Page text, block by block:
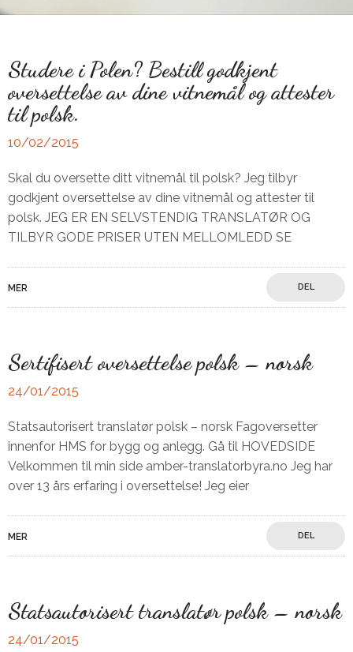
Studere i Polen? Bestill godkjent
oversettelse av dine vitnemål og attester
til polsk.
10/02/2015
Skal du oversette ditt vitnemål til polsk? Jeg tilbyr
godkjent oversettelse av dine vitnemål og attester til
polsk. JEG ER EN SELVSTENDIG TRANSLATØR OG
TILBYR GODE PRISER UTEN MELLOMLEDD SE
MER DEL
Sertifisert oversettelse polsk – norsk
24/01/2015
Statsautorisert translatør polsk – norsk Fagoversetter
innenfor HMS for bygg og anlegg. Gå til HOVEDSIDE
Velkommen til min side amber-translatorbyra.no Jeg har
over 13 års erfaring i oversettelse! Jeg eier
MER DEL
Statsautorisert translatør polsk – norsk
24/01/2015